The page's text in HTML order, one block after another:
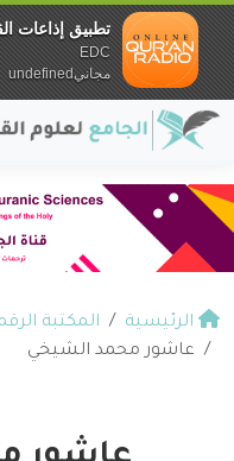
الرئيسية المكتبة
عاشور محمد الشيخي
تطبيق إذاعات
EDC
مجانيundefined